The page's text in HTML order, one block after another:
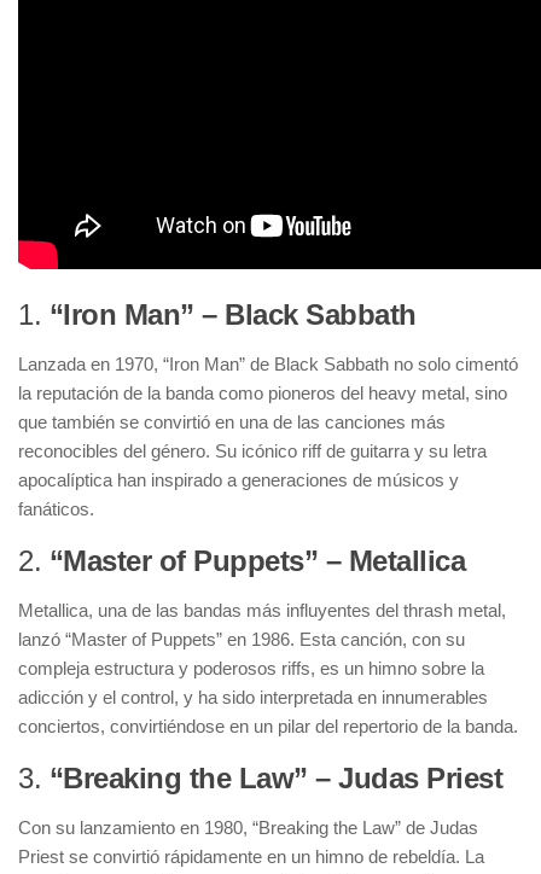
1. “Iron Man” – Black Sabbath
Lanzada en 1970, “Iron Man” de Black Sabbath no solo cimentó
la reputación de la banda como pioneros del heavy metal, sino
que también se convirtió en una de las canciones más
reconocibles del género. Su icónico riff de guitarra y su letra
apocalíptica han inspirado a generaciones de músicos y
fanáticos.
2. “Master of Puppets” – Metallica
Metallica, una de las bandas más influyentes del thrash metal,
lanzó “Master of Puppets” en 1986. Esta canción, con su
compleja estructura y poderosos riffs, es un himno sobre la
adicción y el control, y ha sido interpretada en innumerables
conciertos, convirtiéndose en un pilar del repertorio de la banda.
3. “Breaking the Law” – Judas Priest
Con su lanzamiento en 1980, “Breaking the Law” de Judas
Priest se convirtió rápidamente en un himno de rebeldía. La